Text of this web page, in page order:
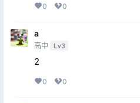
0 0
a
高中 Lv3
2
0 0